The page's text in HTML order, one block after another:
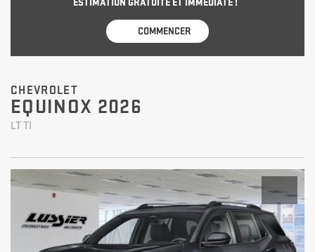
ESTIMATION GRATUITE ET IMMÉDIATE !
COMMENCER
CHEVROLET
EQUINOX 2026
LT TI